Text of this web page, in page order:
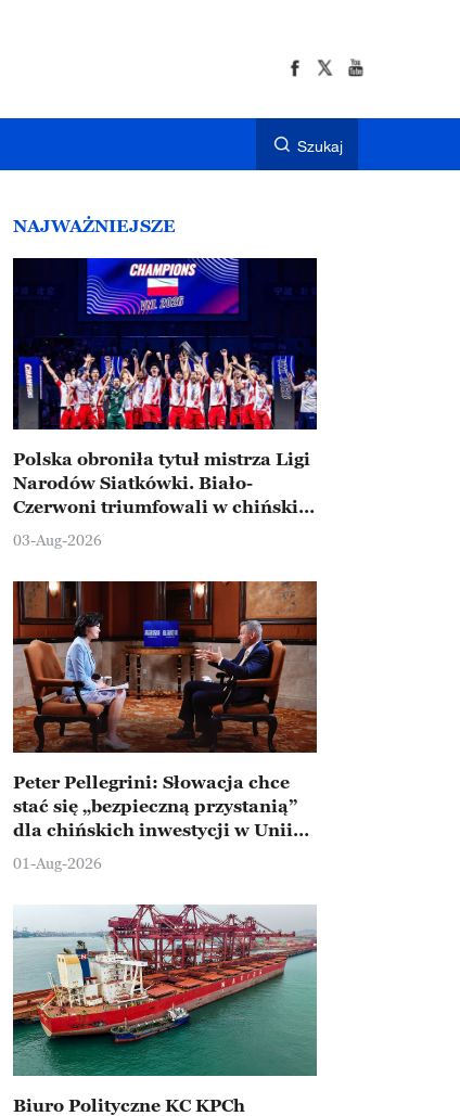
Szukaj
NAJWAŻNIEJSZE
Polska obroniła tytuł mistrza Ligi
Narodów Siatkówki. Biało-
Czerwoni triumfowali w chińskim
Ningbo
03-Aug-2026
Peter Pellegrini: Słowacja chce
stać się „bezpieczną przystanią”
dla chińskich inwestycji w Unii
Europejskiej
01-Aug-2026
Biuro Polityczne KC KPCh